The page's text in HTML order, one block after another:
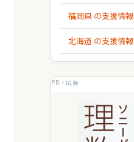
福岡県 の支援情報
北海道 の支援情報
PR・広告